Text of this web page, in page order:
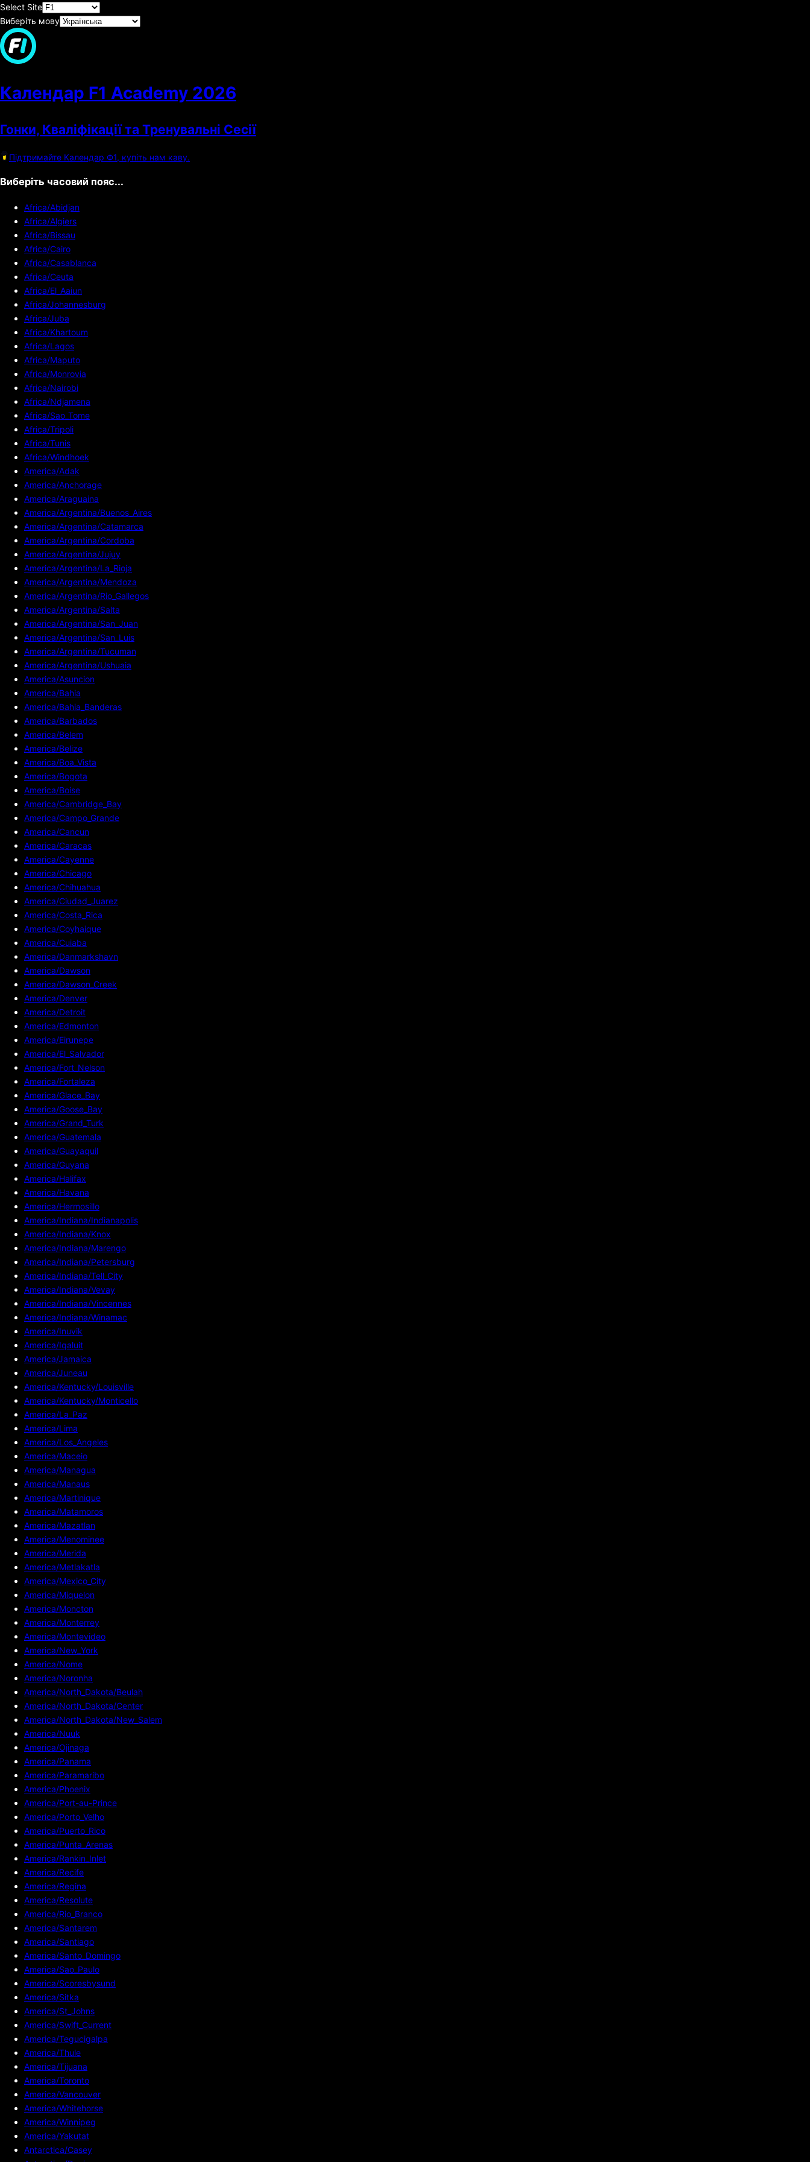
Select Site
Виберіть мову
Календар F1 Academy 2026
Гонки, Кваліфікації та Тренувальні Сесії
Підтримайте Календар Ф1, купіть нам каву.
Виберіть часовий пояс...
Africa/Abidjan
Africa/Algiers
Africa/Bissau
Africa/Cairo
Africa/Casablanca
Africa/Ceuta
Africa/El_Aaiun
Africa/Johannesburg
Africa/Juba
Africa/Khartoum
Africa/Lagos
Africa/Maputo
Africa/Monrovia
Africa/Nairobi
Africa/Ndjamena
Africa/Sao_Tome
Africa/Tripoli
Africa/Tunis
Africa/Windhoek
America/Adak
America/Anchorage
America/Araguaina
America/Argentina/Buenos_Aires
America/Argentina/Catamarca
America/Argentina/Cordoba
America/Argentina/Jujuy
America/Argentina/La_Rioja
America/Argentina/Mendoza
America/Argentina/Rio_Gallegos
America/Argentina/Salta
America/Argentina/San_Juan
America/Argentina/San_Luis
America/Argentina/Tucuman
America/Argentina/Ushuaia
America/Asuncion
America/Bahia
America/Bahia_Banderas
America/Barbados
America/Belem
America/Belize
America/Boa_Vista
America/Bogota
America/Boise
America/Cambridge_Bay
America/Campo_Grande
America/Cancun
America/Caracas
America/Cayenne
America/Chicago
America/Chihuahua
America/Ciudad_Juarez
America/Costa_Rica
America/Coyhaique
America/Cuiaba
America/Danmarkshavn
America/Dawson
America/Dawson_Creek
America/Denver
America/Detroit
America/Edmonton
America/Eirunepe
America/El_Salvador
America/Fort_Nelson
America/Fortaleza
America/Glace_Bay
America/Goose_Bay
America/Grand_Turk
America/Guatemala
America/Guayaquil
America/Guyana
America/Halifax
America/Havana
America/Hermosillo
America/Indiana/Indianapolis
America/Indiana/Knox
America/Indiana/Marengo
America/Indiana/Petersburg
America/Indiana/Tell_City
America/Indiana/Vevay
America/Indiana/Vincennes
America/Indiana/Winamac
America/Inuvik
America/Iqaluit
America/Jamaica
America/Juneau
America/Kentucky/Louisville
America/Kentucky/Monticello
America/La_Paz
America/Lima
America/Los_Angeles
America/Maceio
America/Managua
America/Manaus
America/Martinique
America/Matamoros
America/Mazatlan
America/Menominee
America/Merida
America/Metlakatla
America/Mexico_City
America/Miquelon
America/Moncton
America/Monterrey
America/Montevideo
America/New_York
America/Nome
America/Noronha
America/North_Dakota/Beulah
America/North_Dakota/Center
America/North_Dakota/New_Salem
America/Nuuk
America/Ojinaga
America/Panama
America/Paramaribo
America/Phoenix
America/Port-au-Prince
America/Porto_Velho
America/Puerto_Rico
America/Punta_Arenas
America/Rankin_Inlet
America/Recife
America/Regina
America/Resolute
America/Rio_Branco
America/Santarem
America/Santiago
America/Santo_Domingo
America/Sao_Paulo
America/Scoresbysund
America/Sitka
America/St_Johns
America/Swift_Current
America/Tegucigalpa
America/Thule
America/Tijuana
America/Toronto
America/Vancouver
America/Whitehorse
America/Winnipeg
America/Yakutat
Antarctica/Casey